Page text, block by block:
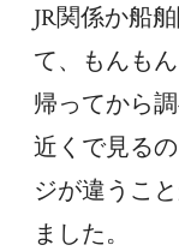
JR関係か船
て、もんも
帰ってから
近くで見る
ジが違うこ
ました。